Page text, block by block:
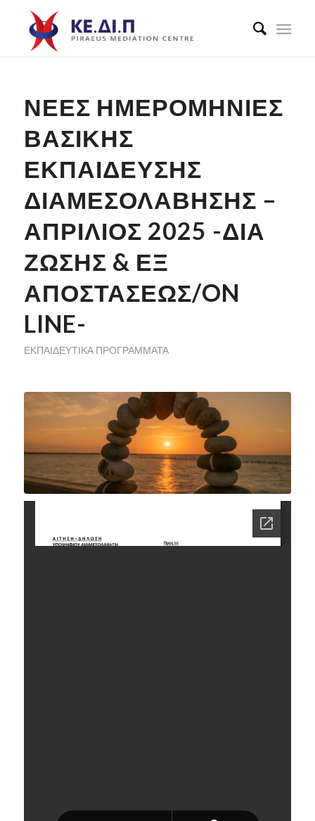
ΝΈΕΣ ΗΜΕΡΟΜΗΝΊΕΣ
ΒΑΣΙΚΗΣ
ΕΚΠΑΙΔΕΥΣΗΣ
ΔΙΑΜΕΣΟΛΑΒΗΣΗΣ –
ΑΠΡΙΛΙΟΣ 2025 -ΔΙΑ
ΖΏΣΗΣ & ΕΞ
ΑΠΟΣΤΆΣΕΩΣ/ON
LINE-
ΕΚΠΑΙΔΕΥΤΙΚΆ ΠΡΟΓΡΆΜΜΑΤΑ